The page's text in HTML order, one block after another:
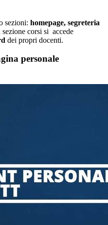
sezioni: homepage, segreteria
sezione corsi si accede
dei propri docenti.
personale